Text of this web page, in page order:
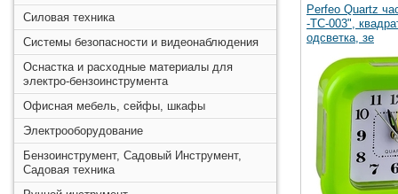
Силовая техника
Системы безопасности и видеонаблюдения
Оснастка и расходные материалы для
электро-бензоинструмента
Офисная мебель, сейфы, шкафы
Электрооборудование
Бензоинструмент, Садовый Инструмент,
Садовая техника
Perfeo Quartz
-TC-003",
одсветка, зе